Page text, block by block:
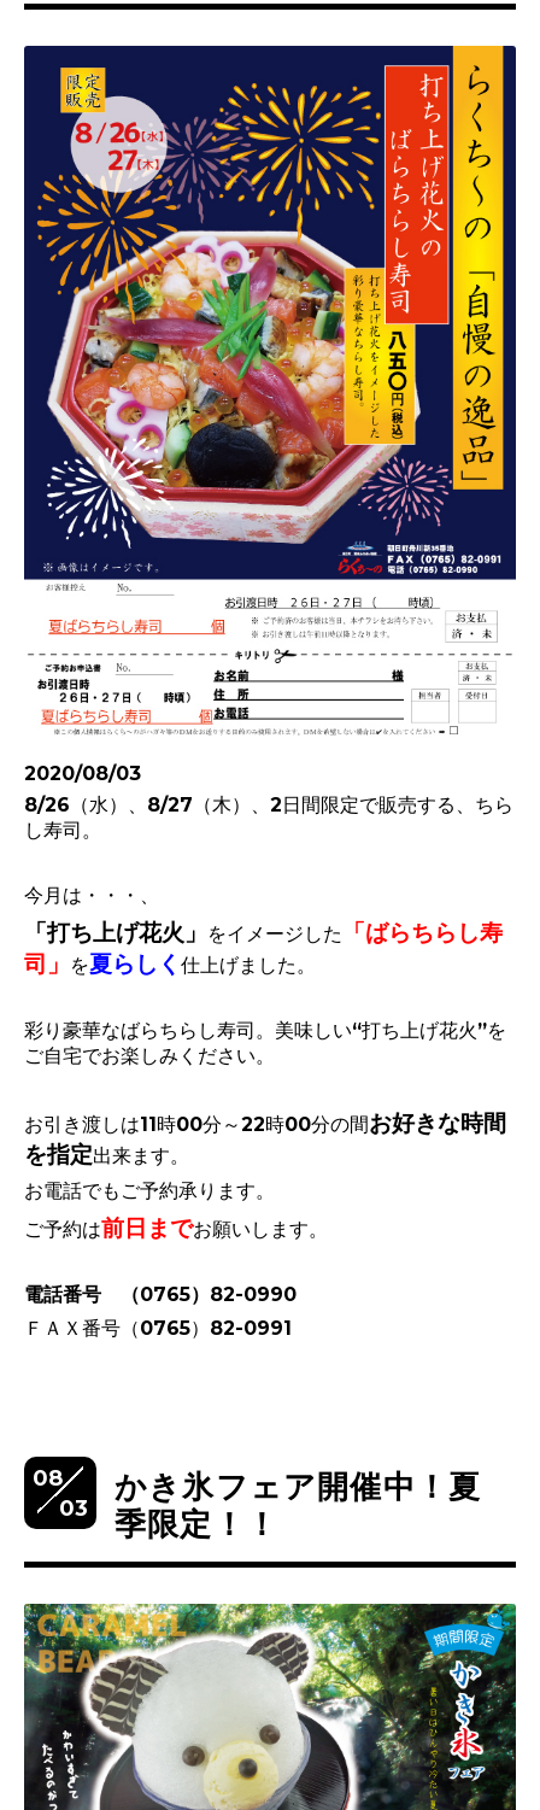
2020/08/03
8/26（水）、8/27（木）、2日間限定で販売する、ちら
し寿司。
今月は・・・、
「打ち上げ花火」 をイメージした
「ばらちらし寿
司」
を夏らしく 仕上げました。
彩り豪華なばらちらし寿司。美味しい“打ち上げ花火”を
ご自宅でお楽しみください。
お引き渡しは11時00分～22時00分の間お好きな時間
を指定出来ます。
お電話でもご予約承ります。
ご予約は前日までお願いします。
電話番号 （0765）82-0990
ＦＡＸ番号（0765）82-0991
08
03
かき氷フェア開催中！夏
季限定！！